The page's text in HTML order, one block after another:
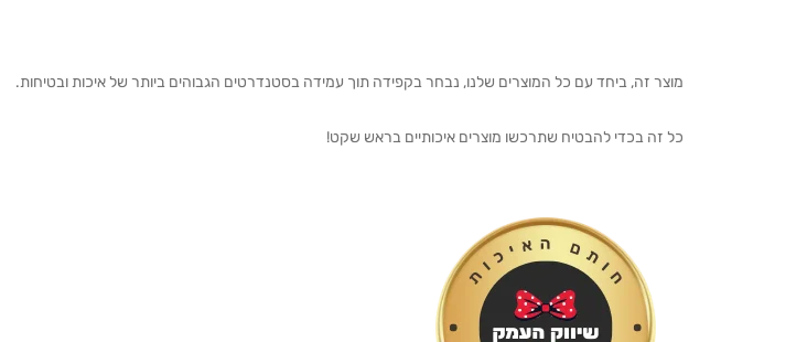
מוצר זה, ביחד עם כל המוצרים שלנו, נבחר בקפידה תוך עמידה בסטנדרטים הגבוהים ביותר של איכות ובטיחות.
כל זה בכדי להבטיח שתרכשו מוצרים איכותיים בראש שקט!